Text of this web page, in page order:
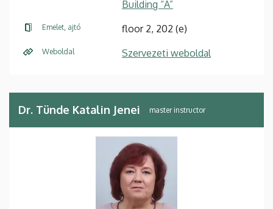
Building “A”
Emelet, ajtó floor 2, 202 (e)
Weboldal Szervezeti weboldal
Dr. Tünde Katalin Jenei master instructor